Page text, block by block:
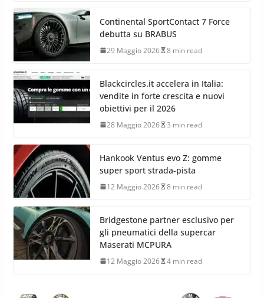
Continental SportContact 7 Force
debutta su BRABUS
29 Maggio 2026 8 min read
Blackcircles.it accelera in Italia:
vendite in forte crescita e nuovi
obiettivi per il 2026
28 Maggio 2026 3 min read
Hankook Ventus evo Z: gomme
super sport strada-pista
12 Maggio 2026 8 min read
Bridgestone partner esclusivo per
gli pneumatici della supercar
Maserati MCPURA
12 Maggio 2026 4 min read